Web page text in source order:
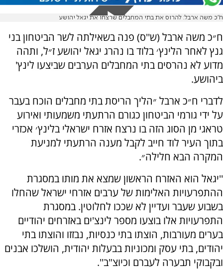
ח"כ משה ארבל: להרוס את בתי המחבלים שרצחו את יגאל יהושע
ח״כ משה ארבל (ש''ס) פנה בשאילתה לשר הביטחון בני
גנץ לאחר הלינץ׳ בלוד בו נהרג יגאל יהושע ז״ל, ותהה
מדוע לא נהרסים בתי המחבלים הערבים שביצעו לינץ'
ביהושע.
לדברי ח״כ ארבל ״הליך הריסת בתי מחבלים הוכח בעבר
על ידי גורמי הביטחון כגורם הרתעתי משמעותי ואירוע
טראגי מן הסוג הזה בו נרצח אזרח ישראלי בלינץ׳ אכזרי
בתוך העיר לוד חייב לקבל מענה הרתעתי למניעת
המקרה הבא חלילה״.
''יגאל הוא האזרח הראשון שמצא את מותו במסגרת
ההתפרעויות האלימות של ערבים אזרחי ישראל שהחלו
בשבוע שעבר ועדיין לא שככו לחלוטין. במסגרת
התפרעויות אלו בוצעו מספר לינצ'ים באזרחים יהודיים
בערים מעורבות, הוצתו בתי כנסיות, נבזזו והוצתו בתי
יהודים, בתי עסק ומכוניות בבעלות יהודית, הושלכו אבנים
ובקבוקי תבערה לעברם וכיוצ"ב''.